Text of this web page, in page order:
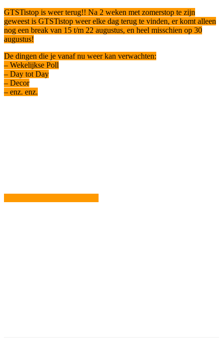
GTSTistop is weer terug!! Na 2 weken met zomerstop te zijn
geweest is GTSTistop weer elke dag terug te vinden, er komt alleen
nog een break van 15 t/m 22 augustus, en heel misschien op 30
augustus!
De dingen die je vanaf nu weer kan verwachten:
– Wekelijkse Poll
– Day tot Day
– Decor
– enz. enz.